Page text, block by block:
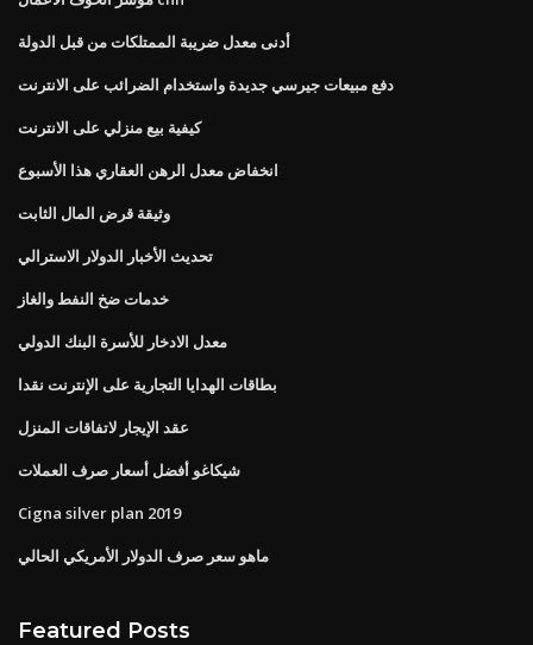
أدنى معدل ضريبة الممتلكات من قبل الدولة
دفع مبيعات جيرسي جديدة واستخدام الضرائب على الانترنت
كيفية بيع منزلي على الانترنت
انخفاض معدل الرهن العقاري هذا الأسبوع
وثيقة قرض المال الثابت
تحديث الأخبار الدولار الاسترالي
خدمات ضخ النفط والغاز
معدل الادخار للأسرة البنك الدولي
بطاقات الهدايا التجارية على الإنترنت نقدا
عقد الإيجار لاتفاقات المنزل
شيكاغو أفضل أسعار صرف العملات
Cigna silver plan 2019
ماهو سعر صرف الدولار الأمريكي الحالي
Featured Posts